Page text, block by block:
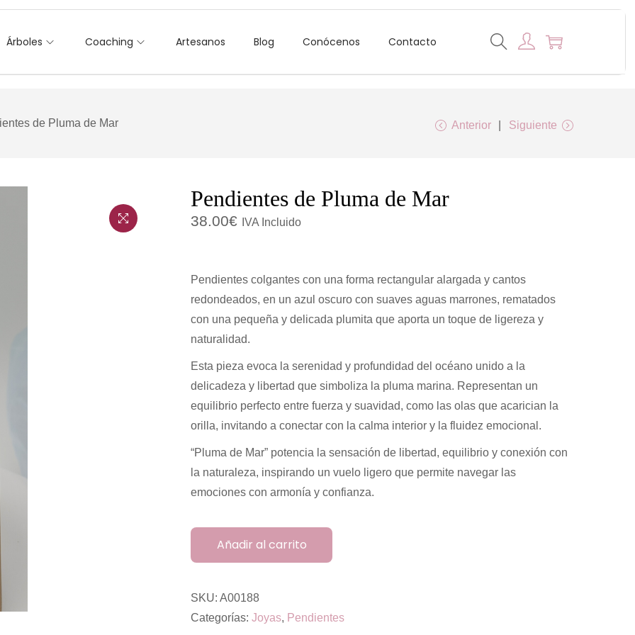
Árboles Coaching Artesanos Blog Conócenos Contacto
de Pluma de Mar Anterior Siguiente
Pendientes de Pluma de Mar
38.00€ IVA Incluido
Pendientes colgantes con una forma rectangular alargada y cantos
redondeados, en un azul oscuro con suaves aguas marrones, rematados
con una pequeña y delicada plumita que aporta un toque de ligereza y
naturalidad.
Esta pieza evoca la serenidad y profundidad del océano unido a la
delicadeza y libertad que simboliza la pluma marina. Representan un
equilibrio perfecto entre fuerza y suavidad, como las olas que acarician la
orilla, invitando a conectar con la calma interior y la fluidez emocional.
“Pluma de Mar” potencia la sensación de libertad, equilibrio y conexión con
la naturaleza, inspirando un vuelo ligero que permite navegar las
emociones con armonía y confianza.
Añadir al carrito
SKU: A00188
Categorías: Joyas, Pendientes